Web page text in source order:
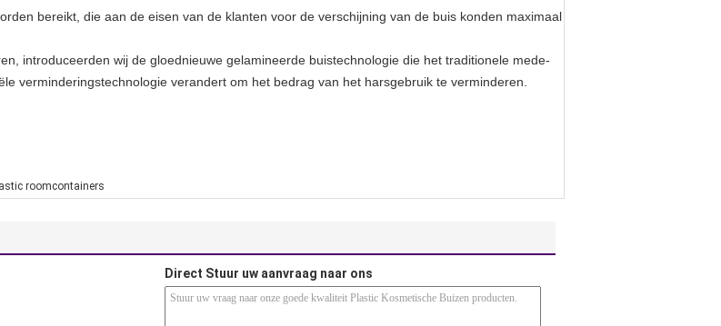
bereikt, die aan de eisen van de klanten voor de verschijning van de buis konden maximaal
introduceerden wij de gloednieuwe gelamineerde buistechnologie die het traditionele mede-
verminderingstechnologie verandert om het bedrag van het harsgebruik te verminderen.
roomcontainers
Direct Stuur uw aanvraag naar ons